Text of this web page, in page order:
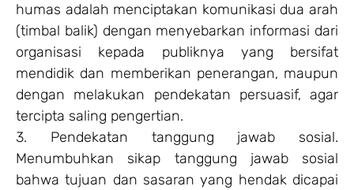
humas adalah menciptakan komunikasi dua arah
(timbal balik) dengan menyebarkan informasi dari
organisasi kepada publiknya yang bersifat
mendidik dan memberikan penerangan, maupun
dengan melakukan pendekatan persuasif, agar
tercipta saling pengertian.
3. Pendekatan tanggung jawab sosial.
Menumbuhkan sikap tanggung jawab sosial
bahwa tujuan dan sasaran yang hendak dicapai